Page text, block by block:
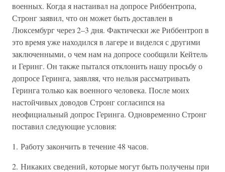
военных. Когда я настаивал на допросе Риббентропа,
Стронг заявил, что он может быть доставлен в
Люксембург через 2–3 дня. Фактически же Риббентроп в
это время уже находился в лагере и виделся с другими
заключенными, о чем нам на допросе сообщили Кейтель
и Геринг. Он также пытался отклонить нашу просьбу о
допросе Геринга, заявляя, что нельзя рассматривать
Геринга только как военного человека. После моих
настойчивых доводов Стронг согласипся на
неофициальный допрос Геринга. Одновременно Стронг
поставил следующие условия:
1. Работу закончить в течение 48 часов.
2. Никаких сведений, которые могут быть получены при